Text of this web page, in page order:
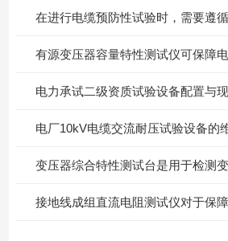
在进行电缆预防性试验时，需要遵
有源变压器容量特性测试仪可保障
电力承试二级资质试验设备配置与
电厂10kV电缆交流耐压试验设备的